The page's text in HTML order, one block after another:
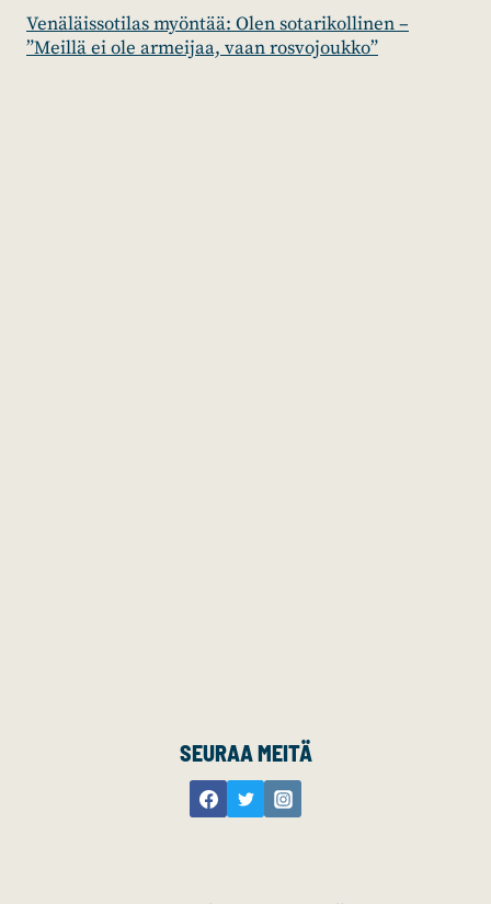
Venäläissotilas myöntää: Olen sotarikollinen –
”Meillä ei ole armeijaa, vaan rosvojoukko”
SEURAA MEITÄ